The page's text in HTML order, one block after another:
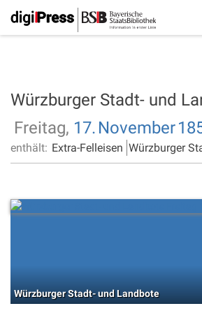
Würzburger Stadt- und
Freitag, 17. November
enthält: Extra-Felleisen Würzburger
Würzburger Stadt- und Landbote